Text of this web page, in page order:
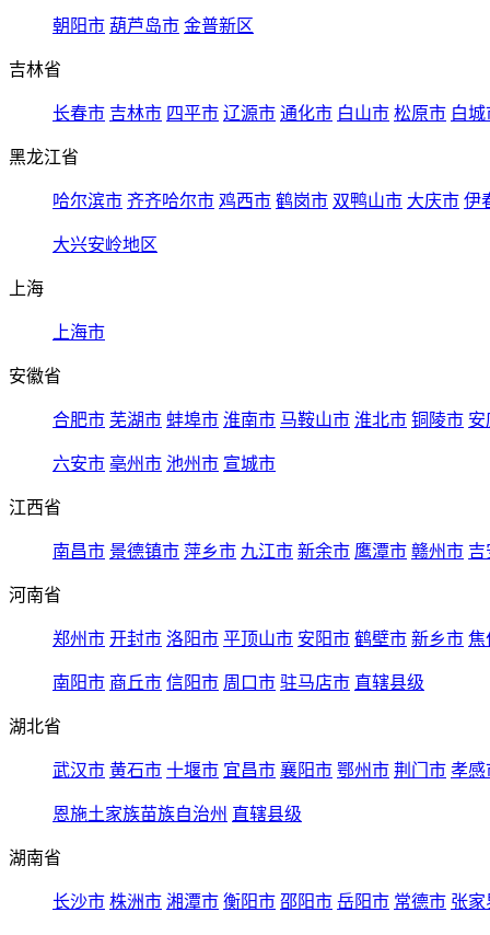
朝阳市 葫芦岛市 金普新区
吉林省
长春市 吉林市 四平市 辽源市 通化市 白山市 松原市 白城
黑龙江省
哈尔滨市 齐齐哈尔市 鸡西市 鹤岗市 双鸭山市 大庆市 伊
大兴安岭地区
上海
上海市
安徽省
合肥市 芜湖市 蚌埠市 淮南市 马鞍山市 淮北市 铜陵市 安
六安市 亳州市 池州市 宣城市
江西省
南昌市 景德镇市 萍乡市 九江市 新余市 鹰潭市 赣州市 吉
河南省
郑州市 开封市 洛阳市 平顶山市 安阳市 鹤壁市 新乡市 焦
南阳市 商丘市 信阳市 周口市 驻马店市 直辖县级
湖北省
武汉市 黄石市 十堰市 宜昌市 襄阳市 鄂州市 荆门市 孝感
恩施土家族苗族自治州 直辖县级
湖南省
长沙市 株洲市 湘潭市 衡阳市 邵阳市 岳阳市 常德市 张家